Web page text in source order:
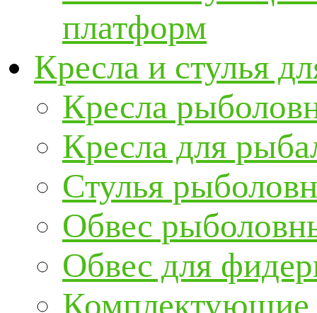
платформ
Кресла и стулья
Кресла
Кресла для
Стулья
Обвес
Обвес для
Комплектующие